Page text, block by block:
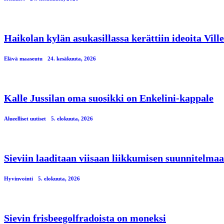
Haikolan kylän asukasillassa kerättiin ideoita
Elävä maaseutu 24. kesäkuuta, 2026
Kalle Jussilan oma suosikki on Enkelini-kappale
Alueelliset uutiset 5. elokuuta, 2026
Sieviin laaditaan viisaan liikkumisen suunnitelmaa
Hyvinvointi 5. elokuuta, 2026
Sievin frisbeegolfradoista on moneksi